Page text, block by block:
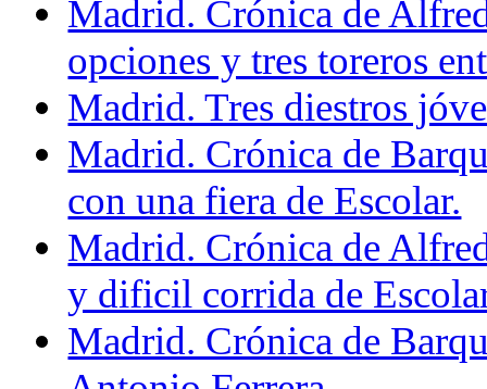
Madrid. Crónica de
opciones y tres toreros
Madrid. Tres diestros
Madrid. Crónica de
con una fiera de Escolar.
Madrid. Crónica de
y dificil corrida de
Madrid. Crónica de